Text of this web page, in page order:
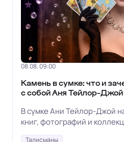
08.08, 09:00
Камень в сумке: что и
с собой Аня Тейлор-Джой
В сумке Ани Тейлор-Джой
книг, фотографий и
Талисманы